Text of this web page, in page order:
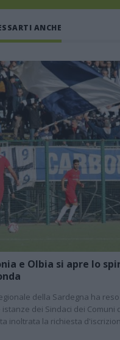
ANCHE
e Olbia si apre lo
della Sardegna ha
dei Sindaci dei Comuni
inoltrata la richiesta